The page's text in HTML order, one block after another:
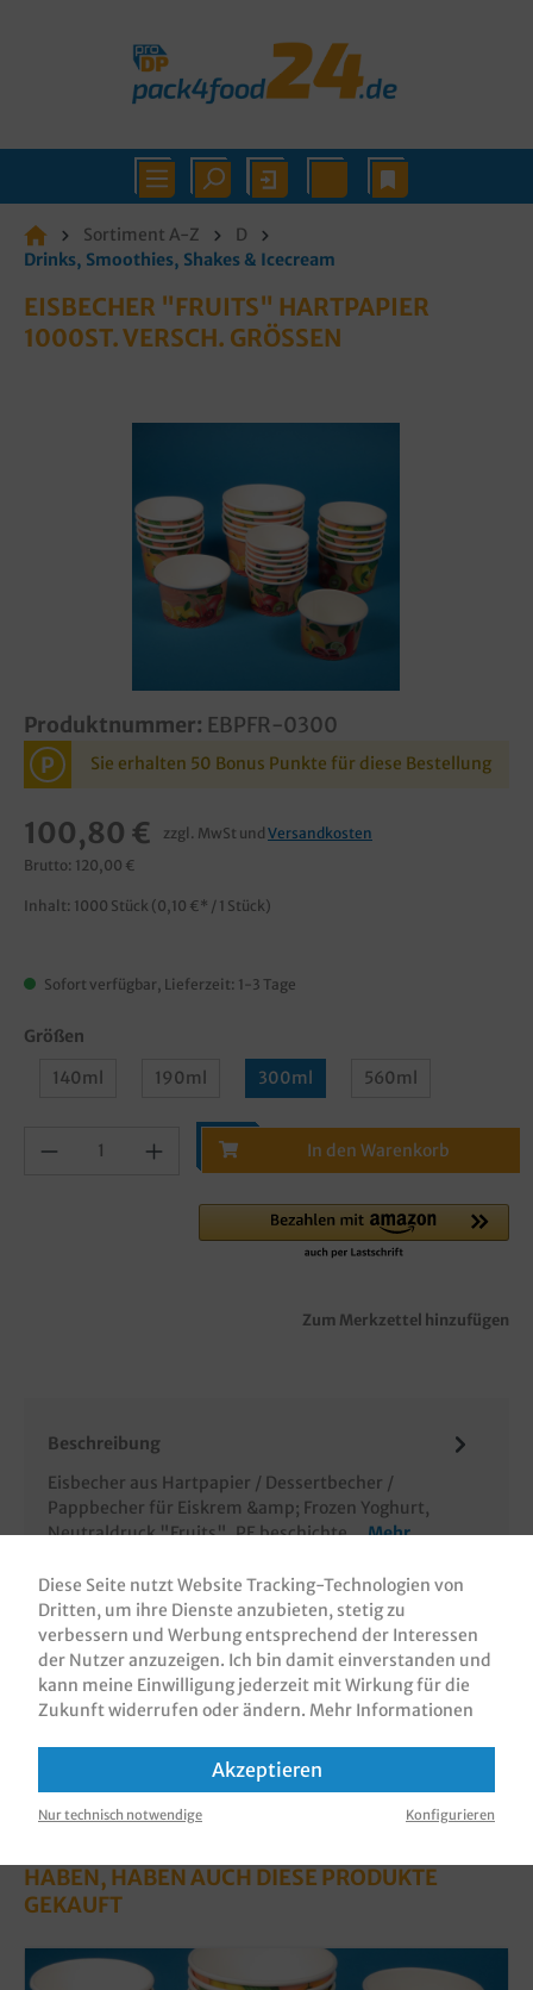
Sortiment A-Z
D
Drinks, Smoothies, Shakes & Icecream
EISBECHER "FRUITS" HARTPAPIER
1000ST. VERSCH. GRÖSSEN
Produktnummer: EBPFR-0300
P Sie erhalten 50 Bonus Punkte für diese Bestellung
100,80 € zzgl. MwSt und Versandkosten
Brutto: 120,00 €
Inhalt: 1000 Stück (0,10 €* / 1 Stück)
Sofort verfügbar, Lieferzeit: 1-3 Tage
Größen
140ml
190ml 300ml 560ml
In den Warenkorb
Zum Merkzettel hinzufügen
Beschreibung
Eisbecher aus Hartpapier / Dessertbecher /
Pappbecher für Eiskrem &amp; Frozen Yoghurt,
Neutraldruck "Fruits", PE beschichte…Mehr
Bewertungen
Informationen zur Produktsicherheit
HABEN, HABEN AUCH DIESE PRODUKTE
GEKAUFT
Diese Seite nutzt Website Tracking-Technologien von
Dritten, um ihre Dienste anzubieten, stetig zu
verbessern und Werbung entsprechend der Interessen
der Nutzer anzuzeigen. Ich bin damit einverstanden und
kann meine Einwilligung jederzeit mit Wirkung für die
Zukunft widerrufen oder ändern. Mehr Informationen
Akzeptieren
Nur technisch notwendige Konfigurieren